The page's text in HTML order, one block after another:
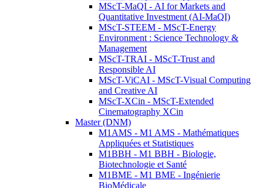
MScT-MaQI - AI for Markets and
Quantitative Investment (AI-MaQI)
MScT-STEEM - MScT-Energy
Environment : Science Technology &
Management
MScT-TRAI - MScT-Trust and
Responsible AI
MScT-ViCAI - MScT-Visual Computing
and Creative AI
MScT-XCin - MScT-Extended
Cinematography XCin
Master (DNM)
M1AMS - M1 AMS - Mathématiques
Appliquées et Statistiques
M1BBH - M1 BBH - Biologie,
Biotechnologie et Santé
M1BME - M1 BME - Ingénierie
BioMédicale